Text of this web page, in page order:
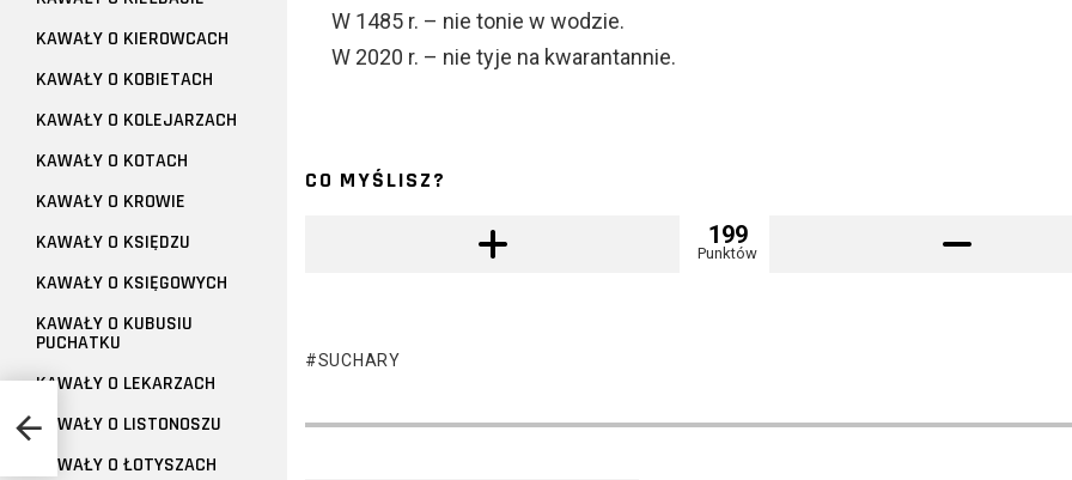
W 1485 r. – nie tonie w wodzie.
W 2020 r. – nie tyje na kwarantannie.
CO MYŚLISZ?
199
Punktów
SUCHARY
KAWAŁY O KIEROWCACH
KAWAŁY O KOBIETACH
KAWAŁY O KOLEJARZACH
KAWAŁY O KOTACH
KAWAŁY O KROWIE
KAWAŁY O KSIĘDZU
KAWAŁY O KSIĘGOWYCH
KAWAŁY O KUBUSIU
PUCHATKU
KAWAŁY O LEKARZACH
KAWAŁY O LISTONOSZU
KAWAŁY O ŁOTYSZACH